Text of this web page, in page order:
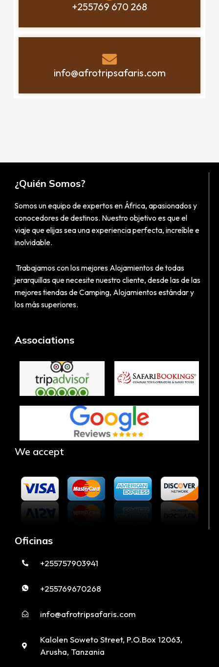
+255769 670 268
info@afrotripsafaris.com
¿Quién Somos?
Somos un equipo de expertos en África, apasionados y
conocedores de destinos. Nuestro objetivo es que el
viaje que elijas sea una experiencia perfecta, increíble e
inolvidable.
Trabajamos con los mejores Alojamientos de todas
jerarquillas que necesite nuestro cliente, desde las de las
mejores tiendas de Camping, Alojamientos estándar y
los más superiores.
Associations
We accept
Oficinas
+255757903941
+255769670268
info@afrotripsafaris.com
Kalolen Soweto Street, P.O.Box 12063,
Arusha, Tanzania